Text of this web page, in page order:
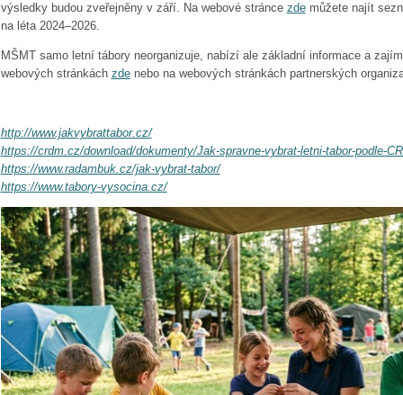
výsledky budou zveřejněny v září. Na webové stránce zdemůžete najít
na léta 2024–2026.
MŠMT samo letní tábory neorganizuje, nabízí ale základní informace a
webových stránkách zdenebo na webových stránkách partnerských
http://www.jakvybrattabor.cz/
https://crdm.cz/download/dokumenty/Jak-spravne-vybrat-letni-tabor-podle-
https://www.radambuk.cz/jak-vybrat-tabor/
https://www.tabory-vysocina.cz/